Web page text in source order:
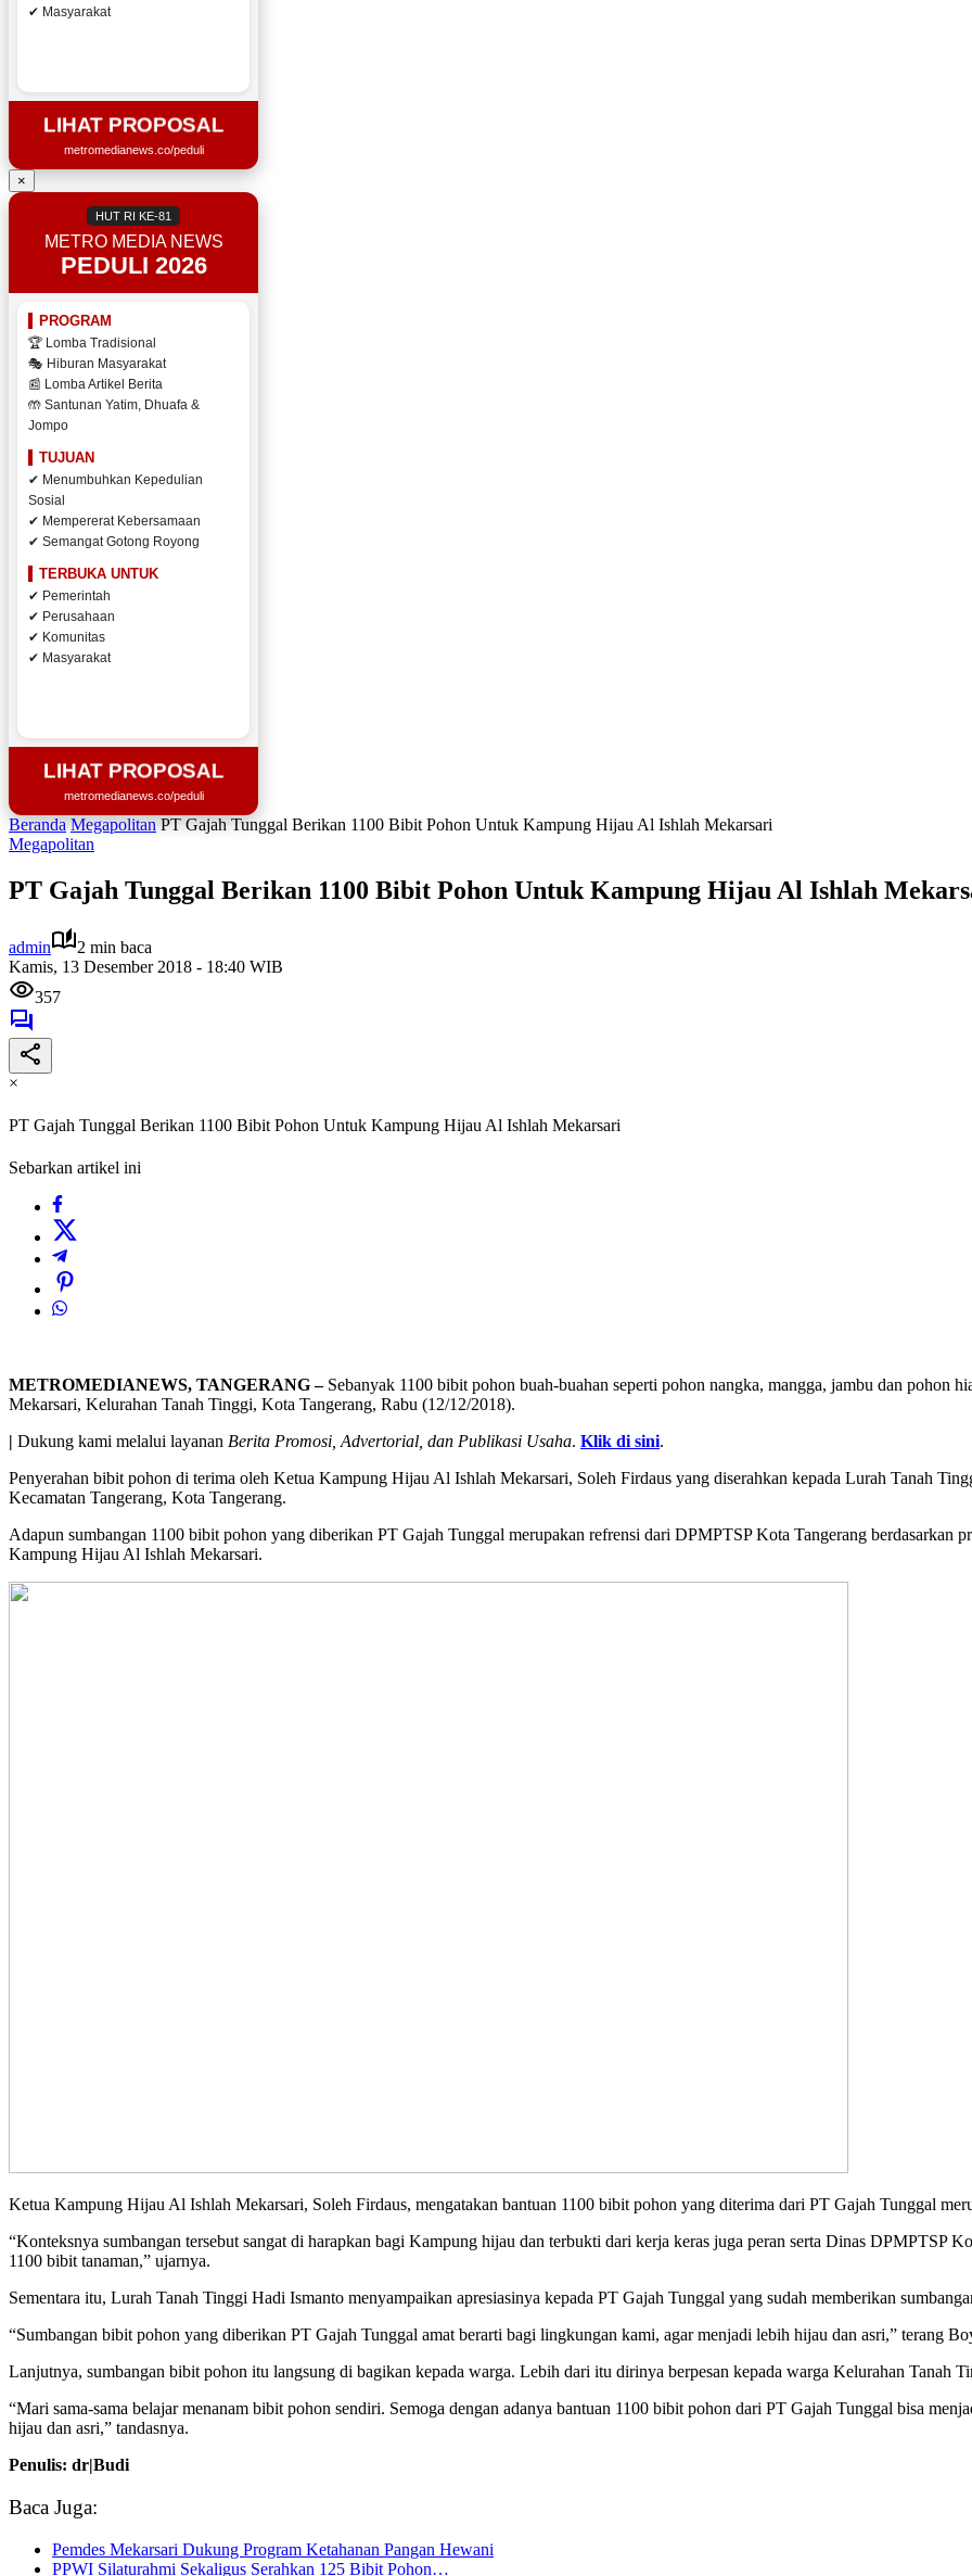
✔ Masyarakat
LIHAT PROPOSAL
metromedianews.co/peduli
×
HUT RI KE-81
METRO MEDIA NEWS
PEDULI 2026
PROGRAM
🏆 Lomba Tradisional
🎭 Hiburan Masyarakat
📰 Lomba Artikel Berita
🤲 Santunan Yatim, Dhuafa &
Jompo
TUJUAN
✔ Menumbuhkan Kepedulian
Sosial
✔ Mempererat Kebersamaan
✔ Semangat Gotong Royong
TERBUKA UNTUK
✔ Pemerintah
✔ Perusahaan
✔ Komunitas
✔ Masyarakat
LIHAT PROPOSAL
metromedianews.co/peduli
Beranda Megapolitan PT Gajah Tunggal Berikan 1100 Bibit Pohon Untuk Kampung Hijau Al Ishlah Mekarsari
Megapolitan
PT Gajah Tunggal Berikan 1100 Bibit Pohon Untuk Kampung Hijau Al Ishlah
admin
2 min baca
Kamis, 13 Desember 2018 - 18:40 WIB
357
×
PT Gajah Tunggal Berikan 1100 Bibit Pohon Untuk Kampung Hijau Al Ishlah Mekarsari
Sebarkan artikel ini
METROMEDIANEWS, TANGERANG –Sebanyak 1100 bibit pohon buah-buahan seperti pohon nangka, mangga, jambu dan pohon
Mekarsari, Kelurahan Tanah Tinggi, Kota Tangerang, Rabu (12/12/2018).
| Dukung kami melalui layanan Berita Promosi, Advertorial, dan Publikasi Usaha. Klik di sini.
Penyerahan bibit pohon di terima oleh Ketua Kampung Hijau Al Ishlah Mekarsari, Soleh Firdaus yang diserahkan kepada Lurah Tanah
Kecamatan Tangerang, Kota Tangerang.
Adapun sumbangan 1100 bibit pohon yang diberikan PT Gajah Tunggal merupakan refrensi dari DPMPTSP Kota Tangerang berdasarkan
Kampung Hijau Al Ishlah Mekarsari.
Ketua Kampung Hijau Al Ishlah Mekarsari, Soleh Firdaus, mengatakan bantuan 1100 bibit pohon yang diterima dari PT Gajah Tunggal
“Konteksnya sumbangan tersebut sangat di harapkan bagi Kampung hijau dan terbukti dari kerja keras juga peran serta Dinas DPMPTSP
1100 bibit tanaman,” ujarnya.
Sementara itu, Lurah Tanah Tinggi Hadi Ismanto menyampaikan apresiasinya kepada PT Gajah Tunggal yang sudah memberikan
“Sumbangan bibit pohon yang diberikan PT Gajah Tunggal amat berarti bagi lingkungan kami, agar menjadi lebih hijau dan asri,” terang
Lanjutnya, sumbangan bibit pohon itu langsung di bagikan kepada warga. Lebih dari itu dirinya berpesan kepada warga Kelurahan Tanah
“Mari sama-sama belajar menanam bibit pohon sendiri. Semoga dengan adanya bantuan 1100 bibit pohon dari PT Gajah Tunggal bisa
hijau dan asri,” tandasnya.
Penulis: dr|Budi
Baca Juga:
Pemdes Mekarsari Dukung Program Ketahanan Pangan Hewani
PPWI Silaturahmi Sekaligus Serahkan 125 Bibit Pohon…